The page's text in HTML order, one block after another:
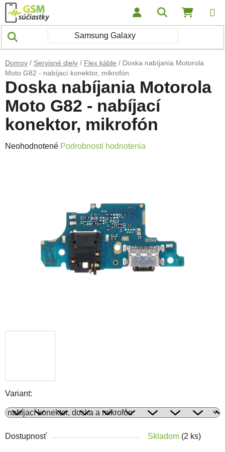
Prejsť na obsah Hľadať
Domov / Servisné diely / Flex káble / Doska nabíjania Motorola
Moto G82 - nabíjací konektor, mikrofón
Variant:
Dostupnosť Skladom (2 ks)
Doska nabíjania Motorola
Moto G82 - nabíjací
konektor, mikrofón
Priemerné hodnotenie produktu je 0,0 z 5 hviezdičiek.
Neohodnotené Podrobnosti hodnotenia